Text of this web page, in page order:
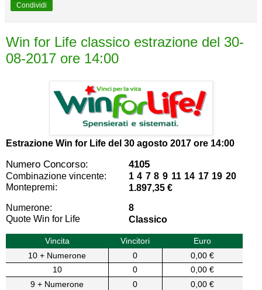
Condividi
Win for Life classico estrazione del 30-
08-2017 ore 14:00
Estrazione Win for Life del 30 agosto 2017 ore 14:00
Numero Concorso: 4105
Combinazione vincente:
1 4 7 8 9 11 14 17 19 20
Montepremi:
1.897,35 €
Numerone:
8
Quote Win for Life
Classico
Vincita Vincitori
Euro
10 + Numerone
0
0,00 €
10
0
0,00 €
9 + Numerone
0
0,00 €